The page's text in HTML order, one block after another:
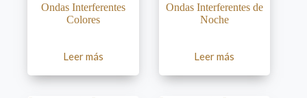
Ondas Interferentes
Colores
Leer más
Ondas Interferentes de
Noche
Leer más